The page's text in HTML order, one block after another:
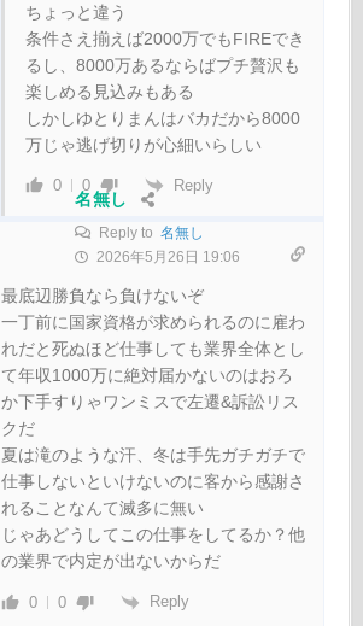
ちょっと違う
条件さえ揃えば2000万でもFIREでき
るし、8000万あるならばプチ贅沢も
楽しめる見込みもある
しかしゆとりまんはバカだから8000
万じゃ逃げ切りが心細いらしい
0 0 Reply
名無し
Reply to 名無し
2026年5月26日 19:06
最底辺勝負なら負けないぞ
一丁前に国家資格が求められるのに雇わ
れだと死ぬほど仕事しても業界全体とし
て年収1000万に絶対届かないのはおろ
か下手すりゃワンミスで左遷&訴訟リス
クだ
夏は滝のような汗、冬は手先ガチガチで
仕事しないといけないのに客から感謝さ
れることなんて滅多に無い
じゃあどうしてこの仕事をしてるか？他
の業界で内定が出ないからだ
0 0 Reply